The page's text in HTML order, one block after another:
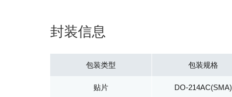
封装信息
包装类型
贴片
包装规格
DO-214AC(SMA)